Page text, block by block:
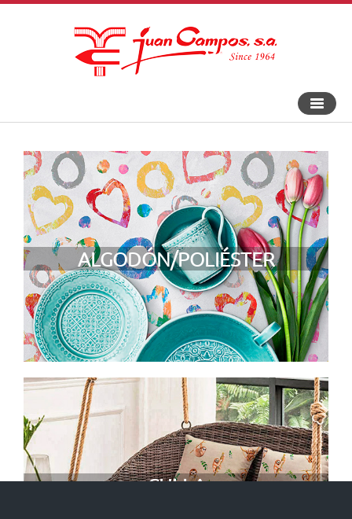
An-
und
ALGODÓN/POLIÉSTER
CULLA